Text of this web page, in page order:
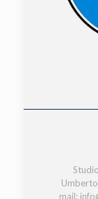
mail: